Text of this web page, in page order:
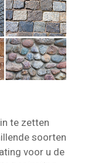
te zetten
soorten
voor u de